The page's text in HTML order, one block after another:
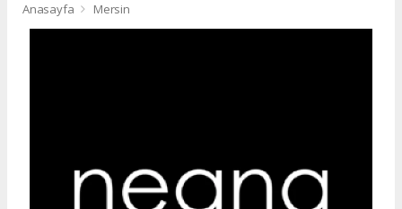
Anasayfa Mersin